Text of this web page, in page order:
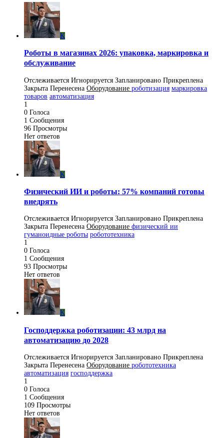
K
Роботы в магазинах 2026: упаковка, маркировка и
обслуживание
Отслеживается Игнорируется Запланировано Прикреплена
Закрыта Перенесена Оборудование роботизация маркировка
товаров автоматизация
1
0 Голоса
1 Сообщения
96 Просмотры
Нет ответов
K
Физический ИИ и роботы: 57% компаний готовы
внедрять
Отслеживается Игнорируется Запланировано Прикреплена
Закрыта Перенесена Оборудование физический ии
гуманоидные роботы робототехника
1
0 Голоса
1 Сообщения
93 Просмотры
Нет ответов
K
Господдержка роботизации: 43 млрд на
автоматизацию до 2028
Отслеживается Игнорируется Запланировано Прикреплена
Закрыта Перенесена Оборудование робототехника
автоматизация господдержка
1
0 Голоса
1 Сообщения
109 Просмотры
Нет ответов